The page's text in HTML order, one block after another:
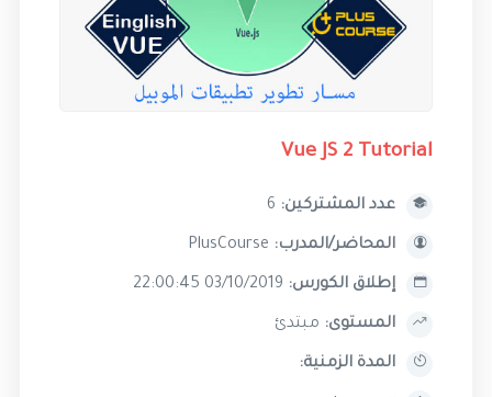
Vue JS 2 Tutorial
عدد المشتركين:
المحاضر/المدرب:
إطلاق الكورس:
المستوى: مبتدئ
المدة الزمنية: